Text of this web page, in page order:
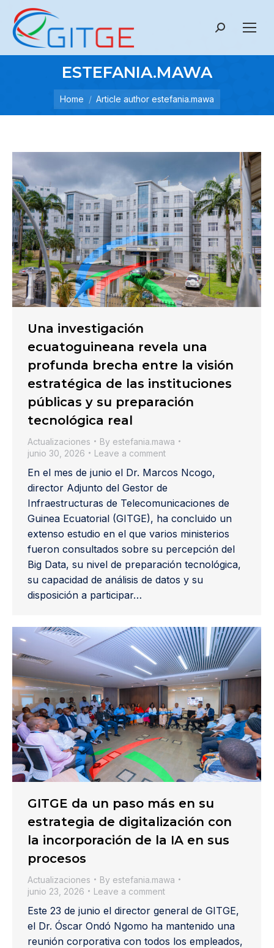
Search:
ESTEFANIA.MAWA
Home Article author estefania.mawa
Una investigación
ecuatoguineana revela una
profunda brecha entre la visión
estratégica de las instituciones
públicas y su preparación
tecnológica real
Actualizaciones By estefania.mawa
junio 30, 2026
Leave a comment
En el mes de junio el Dr. Marcos Ncogo,
director Adjunto del Gestor de
Infraestructuras de Telecomunicaciones de
Guinea Ecuatorial (GITGE), ha concluido un
extenso estudio en el que varios ministerios
fueron consultados sobre su percepción del
Big Data, su nivel de preparación tecnológica,
su capacidad de análisis de datos y su
disposición a participar…
GITGE da un paso más en su
estrategia de digitalización con
la incorporación de la IA en sus
procesos
Actualizaciones By estefania.mawa
junio 23, 2026
Leave a comment
Este 23 de junio el director general de GITGE,
el Dr. Óscar Ondó Ngomo ha mantenido una
reunión corporativa con todos los empleados,